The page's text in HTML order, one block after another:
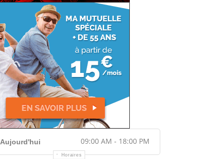
Aujourd'hui 09:00 AM - 18:00 PM
Horaires